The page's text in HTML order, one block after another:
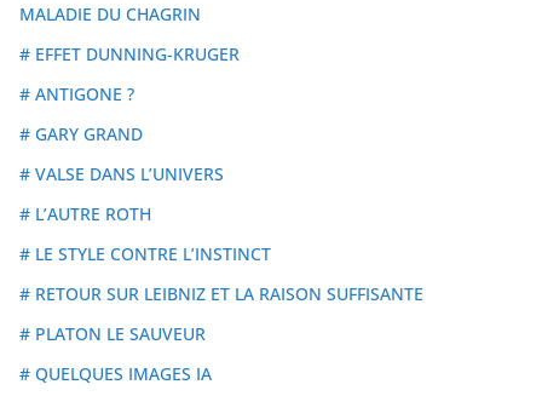
MALADIE DU CHAGRIN
# EFFET DUNNING-KRUGER
# ANTIGONE ?
# GARY GRAND
# VALSE DANS L’UNIVERS
# L’AUTRE ROTH
# LE STYLE CONTRE L’INSTINCT
# RETOUR SUR LEIBNIZ ET LA RAISON SUFFISANTE
# PLATON LE SAUVEUR
# QUELQUES IMAGES IA